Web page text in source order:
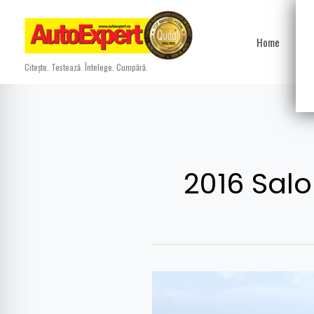
content
Citește. Testează. Întelege. Cumpără.
Home
2016